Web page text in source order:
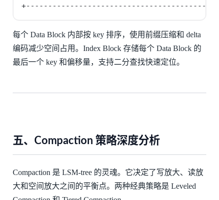
+------------------------------------------+
每个 Data Block 内部按 key 排序，使用前缀压缩和 delta
编码减少空间占用。Index Block 存储每个 Data Block 的
最后一个 key 和偏移量，支持二分查找快速定位。
五、Compaction 策略深度分析
Compaction 是 LSM-tree 的灵魂。它决定了写放大、读放
大和空间放大之间的平衡点。两种经典策略是 Leveled